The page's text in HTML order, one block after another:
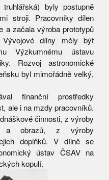
byly postupně
stroji. Pracovníky dílen
a začala výroba prototypů
Vývojové dílny měly být
Výzkumnému ústavu
Rozvoj astronomické
byl mimořádně velký,
finanční prostředky
ale i na mzdy pracovníků.
činnosti, z výroby
a obrazů, z výroby
doplňků. V dílně se
ústav ČSAV na
kopulí.